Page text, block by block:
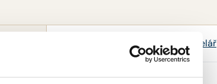
KPMG Legal s.r.o., advokátní kancelář
24733598